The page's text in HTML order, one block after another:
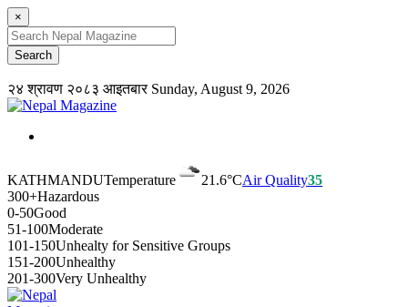
×
२४ श्रावण २०८३ आइतबारSunday, August 9, 2026
KATHMANDUTemperature 21.6°CAir Quality35
300+Hazardous
0-50Good
51-100Moderate
101-150Unhealty for Sensitive Groups
151-200Unhealthy
201-300Very Unhealthy